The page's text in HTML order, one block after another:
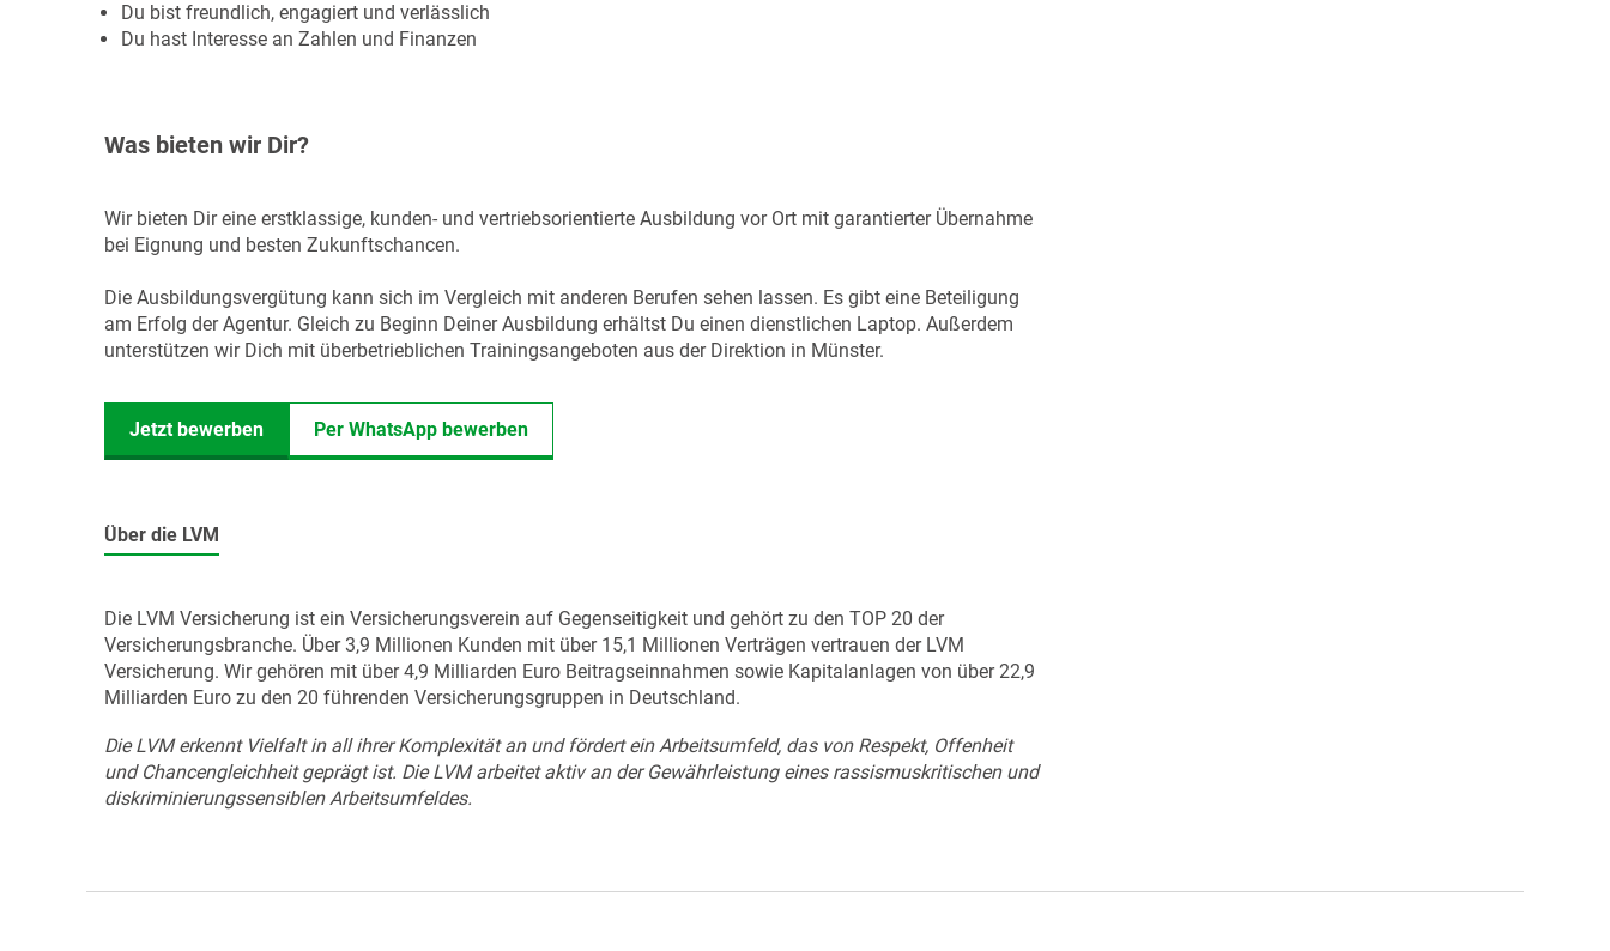
Du bist freundlich, engagiert und verlässlich
Du hast Interesse an Zahlen und Finanzen
Was bieten wir Dir?
Wir bieten Dir eine erstklassige, kunden- und vertriebsorientierte Ausbildung vor Ort mit garantierter Übernahme
bei Eignung und besten Zukunftschancen.
Die Ausbildungsvergütung kann sich im Vergleich mit anderen Berufen sehen lassen. Es gibt eine Beteiligung
am Erfolg der Agentur. Gleich zu Beginn Deiner Ausbildung erhältst Du einen dienstlichen Laptop. Außerdem
unterstützen wir Dich mit überbetrieblichen Trainingsangeboten aus der Direktion in Münster.
Jetzt bewerben Per WhatsApp bewerben
Über die LVM
Die LVM Versicherung ist ein Versicherungsverein auf Gegenseitigkeit und gehört zu den TOP 20 der
Versicherungsbranche. Über 3,9 Millionen Kunden mit über 15,1 Millionen Verträgen vertrauen der LVM
Versicherung. Wir gehören mit über 4,9 Milliarden Euro Beitragseinnahmen sowie Kapitalanlagen von über 22,9
Milliarden Euro zu den 20 führenden Versicherungsgruppen in Deutschland.
Die LVM erkennt Vielfalt in all ihrer Komplexität an und fördert ein Arbeitsumfeld, das von Respekt, Offenheit
und Chancengleichheit geprägt ist. Die LVM arbeitet aktiv an der Gewährleistung eines rassismuskritischen und
diskriminierungssensiblen Arbeitsumfeldes.